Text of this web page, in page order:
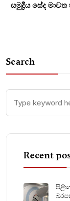
සමුද්‍රීය සේද
Search
Recent